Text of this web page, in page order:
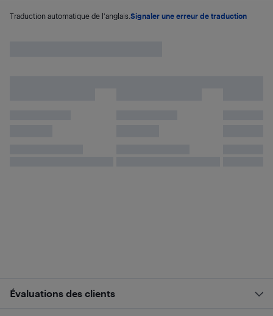
Traduction automatique de l'anglais. Signaler une erreur de traduction
Évaluations des clients